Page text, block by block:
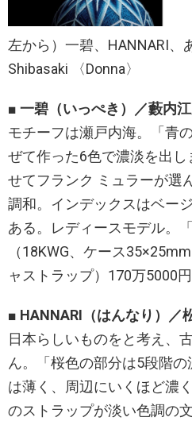
左から）一碧、HANNARI
Shibasaki 〈Donna〉
■ 一碧（いっぺき）／藪内
モチーフは瀬戸内海。「青
ぜて作った6色で濃淡を出
せてフランク ミュラーが選
調和。インデックスはベー
ある。レディースモデル。
（18KWG、ケース
ャストラップ）170万5000
■ HANNARI（はんなり）／
日本らしいものをと考え、
ん。「桜色の部分は5段階
は薄く、周辺にいくほど濃
のストラップが淡い色調の